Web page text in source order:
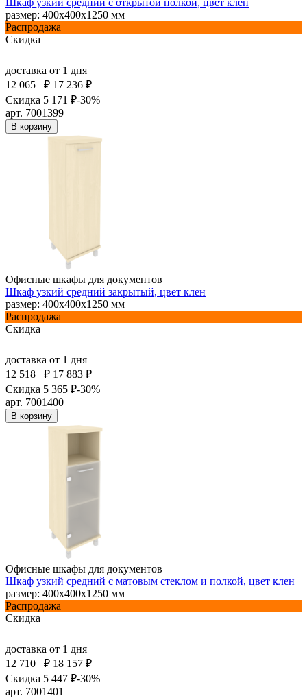
размер: 400х400х1250 мм
Распродажа
Скидка
доставка от 1 дня
12 065
₽ 17 236 ₽
Скидка 5 171 ₽-30%
арт. 7001399
В корзину
Офисные шкафы для документов
Шкаф узкий средний закрытый, цвет клен
размер: 400х400х1250 мм
Распродажа
Скидка
доставка от 1 дня
12 518
₽ 17 883 ₽
Скидка 5 365 ₽-30%
арт. 7001400
В корзину
Офисные шкафы для документов
Шкаф узкий средний с матовым стеклом и полкой, цвет клен
размер: 400х400х1250 мм
Распродажа
Скидка
доставка от 1 дня
12 710
₽ 18 157 ₽
Скидка 5 447 ₽-30%
арт. 7001401